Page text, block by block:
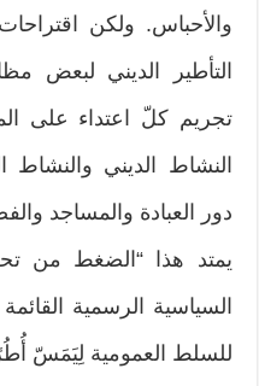
والأحباس. ولكن
التأطير الديني لبعض
تجريم كلّ اعتداء على
النشاط الديني
دور العبادة والمساجد
يمتد هذا “الضغط من
السياسية الرسمية
للسلط العمومية لِيَمَسّ